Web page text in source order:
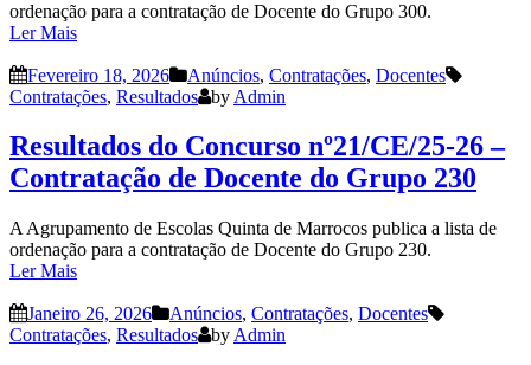
ordenação para a contratação de Docente do Grupo 300.
Ler Mais
Fevereiro 18, 2026 Anúncios, Contratações, Docentes
Contratações, Resultados by Admin
Resultados do Concurso nº21/CE/25-26 –
Contratação de Docente do Grupo 230
A Agrupamento de Escolas Quinta de Marrocos publica a lista de
ordenação para a contratação de Docente do Grupo 230.
Ler Mais
Janeiro 26, 2026 Anúncios, Contratações, Docentes
Contratações, Resultados by Admin